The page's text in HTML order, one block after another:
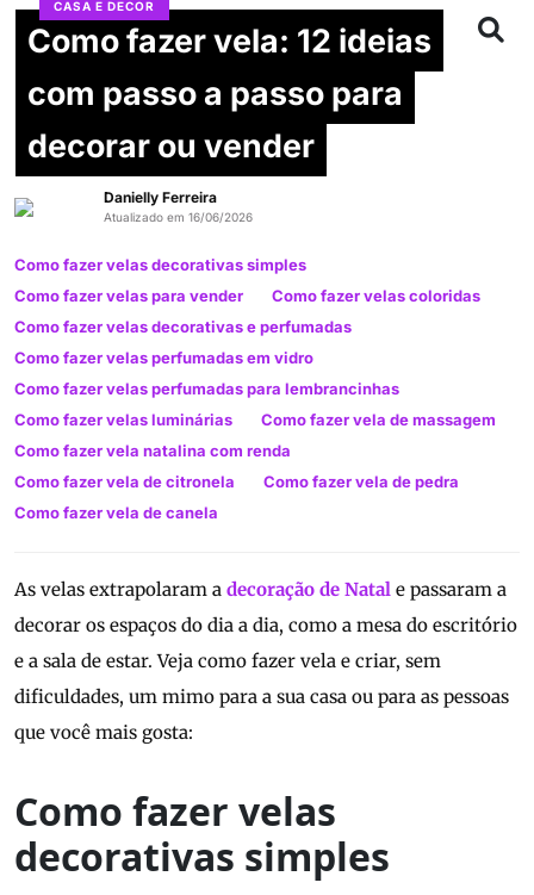
CASA E DECOR
Como fazer vela: 12 ideias
com passo a passo para
decorar ou vender
Danielly Ferreira
Atualizado em 16/06/2026
Como fazer velas decorativas simples
Como fazer velas para vender
Como fazer velas coloridas
Como fazer velas decorativas e perfumadas
Como fazer velas perfumadas em vidro
Como fazer velas perfumadas para lembrancinhas
Como fazer velas luminárias
Como fazer vela de massagem
Como fazer vela natalina com renda
Como fazer vela de citronela
Como fazer vela de pedra
Como fazer vela de canela
As velas extrapolaram a decoração de Natal e passaram a
decorar os espaços do dia a dia, como a mesa do escritório
e a sala de estar. Veja como fazer vela e criar, sem
dificuldades, um mimo para a sua casa ou para as pessoas
que você mais gosta:
Como fazer velas
decorativas simples